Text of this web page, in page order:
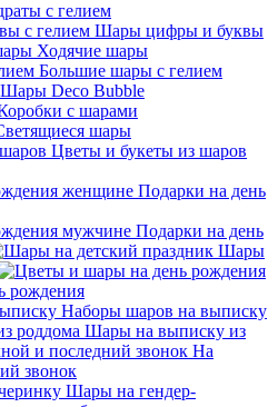
с гелием
Шары цифры и буквы
Ходячие шары
Большие шары с гелием
Шары Deco Bubble
с шарами
шары
Цветы и букеты из шаров
Подарки на день
Подарки на день
Шары
рождения
Наборы шаров на выписку
Шары на выписку из
На
звонок
Шары на гендер-